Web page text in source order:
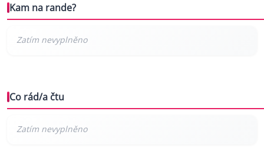
Kam na rande?
Co rád/a čtu